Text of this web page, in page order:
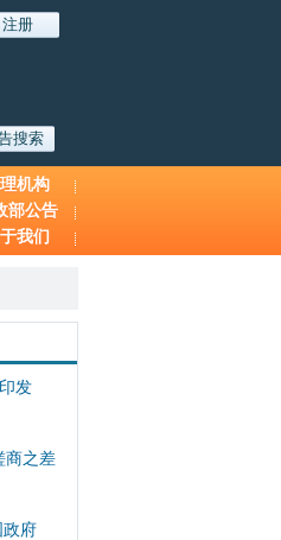
机构
部公告
我们
发
商之差
政府